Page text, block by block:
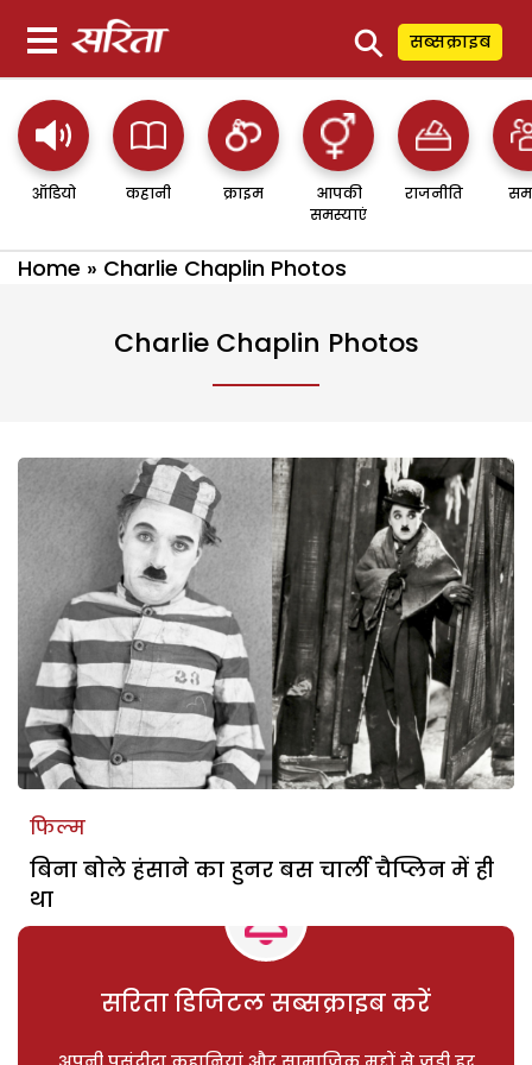
⚲ सब्सक्राइब
ऑडियो कहानी क्राइम
आपकी
समस्याएं
राजनीति
Home » Charlie Chaplin Photos
Charlie Chaplin Photos
फिल्म
बिना बोले हंसाने का हुनर बस चार्ली चैप्लिन में ही
था
सरिता डिजिटल सब्सक्राइब करें